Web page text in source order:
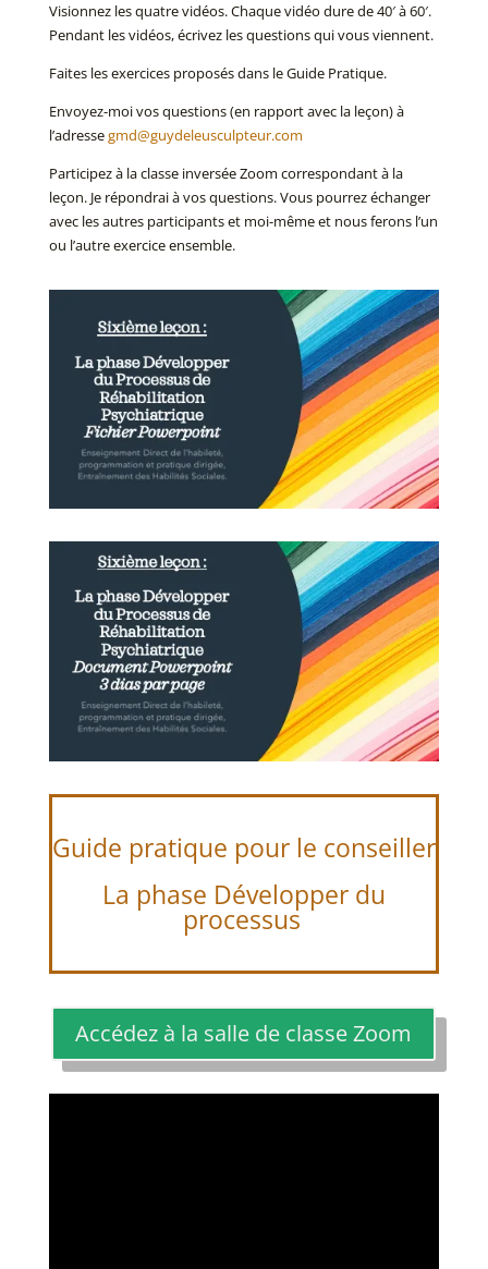
Visionnez les quatre vidéos. Chaque vidéo dure de 40′ à 60′.
Pendant les vidéos, écrivez les questions qui vous viennent.
Faites les exercices proposés dans le Guide Pratique.
Envoyez-moi vos questions (en rapport avec la leçon) à
l’adressegmd@guydeleusculpteur.com
Participez à la classe inversée Zoom correspondant à la
leçon. Je répondrai à vos questions. Vous pourrez échanger
avec les autres participants et moi-même et nous ferons l’un
ou l’autre exercice ensemble.
Guide pratique pour le conseiller
La phase Développer du
processus
Accédez à la salle de classe Zoom